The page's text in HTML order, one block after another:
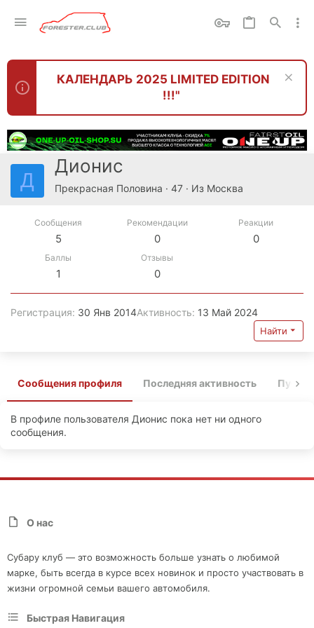
КАЛЕНДАРЬ 2025 LIMITED EDITION
!!!"
Д
Дионис
Прекрасная Половина · 47 · Из Москва
Сообщения
5
Рекомендации
0
Реакции
0
Баллы
1
Отзывы
0
Регистрация 30 Янв 2014Активность 13 Май 2024
Найти
Сообщения профиля Последняя активность
В профиле пользователя Дионис пока нет ни одного
сообщения.
О нас
Субару клуб — это возможность больше узнать о любимой
марке, быть всегда в курсе всех новинок и просто участвовать в
жизни огромной семьи вашего автомобиля.
Быстрая Навигация